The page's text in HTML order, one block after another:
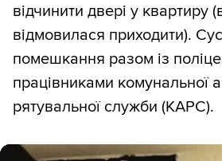
відчинити двері у квартиру
відмовилася приходити).
помешкання разом із
працівниками комунальної
рятувальної служби (КАРС).